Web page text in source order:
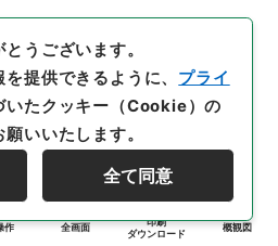
作 全画面
印刷
ダウンロード
概観図
うございます。
提供できるように、 プライ
いたクッキー（Cookie）の
いいたします。
全て同意